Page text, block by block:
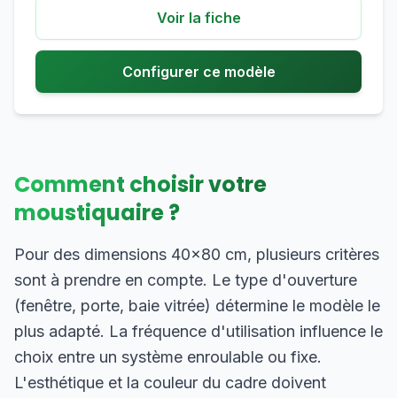
Voir la fiche
Configurer ce modèle
Comment choisir votre
moustiquaire ?
Pour des dimensions 40×80 cm, plusieurs critères
sont à prendre en compte. Le type d'ouverture
(fenêtre, porte, baie vitrée) détermine le modèle le
plus adapté. La fréquence d'utilisation influence le
choix entre un système enroulable ou fixe.
L'esthétique et la couleur du cadre doivent